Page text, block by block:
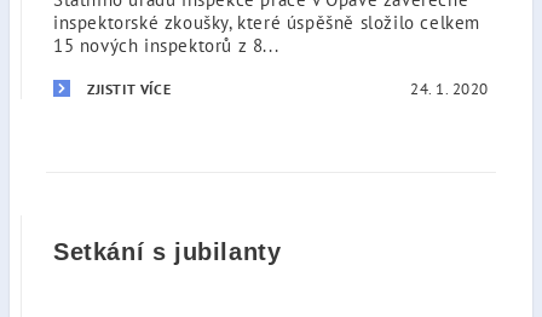
inspektorské zkoušky, které úspěšně složilo celkem
15 nových inspektorů z 8...
ZJISTIT VÍCE 24. 1. 2020
Setkání s jubilanty